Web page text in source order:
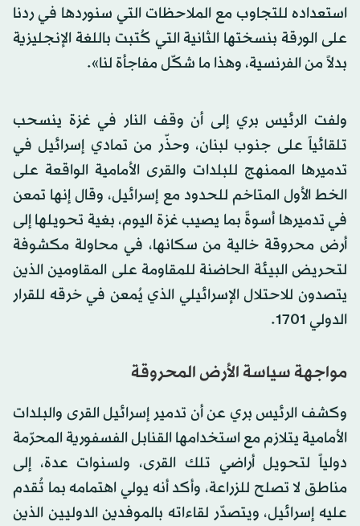
استعداده للتجاوب مع الملاحظات التي سنوردها في ردنا
على الورقة بنسختها الثانية التي كُتبت باللغة الإنجليزية
بدلاً من الفرنسية، وهذا ما شكّل مفاجأة لنا».
ولفت الرئيس بري إلى أن وقف النار في غزة ينسحب
تلقائياً على جنوب لبنان، وحذّر من تمادي إسرائيل في
تدميرها الممنهج للبلدات والقرى الأمامية الواقعة على
الخط الأول المتاخم للحدود مع إسرائيل، وقال إنها تمعن
في تدميرها أسوةً بما يصيب غزة اليوم، بغية تحويلها إلى
أرض محروقة خالية من سكانها، في محاولة مكشوفة
لتحريض البيئة الحاضنة للمقاومة على المقاومين الذين
يتصدون للاحتلال الإسرائيلي الذي يُمعن في خرقه للقرار
الدولي 1701.
مواجهة سياسة الأرض المحروقة
وكشف الرئيس بري عن أن تدمير إسرائيل القرى والبلدات
الأمامية يتلازم مع استخدامها القنابل الفسفورية المحرّمة
دولياً لتحويل أراضي تلك القرى، ولسنوات عدة، إلى
مناطق لا تصلح للزراعة، وأكد أنه يولي اهتمامه بما تُقدم
عليه إسرائيل، ويتصدّر لقاءاته بالموفدين الدوليين الذين